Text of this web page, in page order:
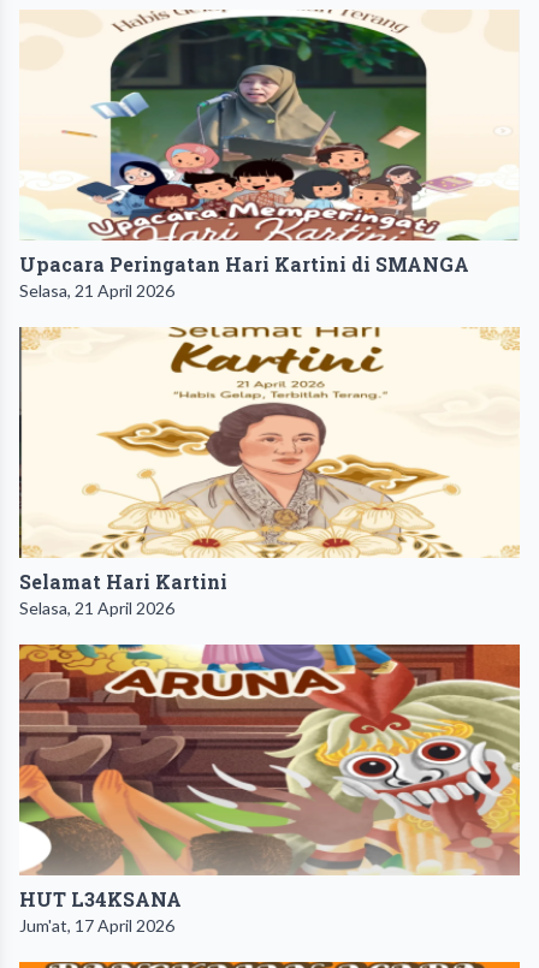
Upacara Peringatan Hari Kartini di SMANGA
Selasa, 21 April 2026
​Selamat Hari Kartini
Selasa, 21 April 2026
HUT L34KSANA
Jum'at, 17 April 2026